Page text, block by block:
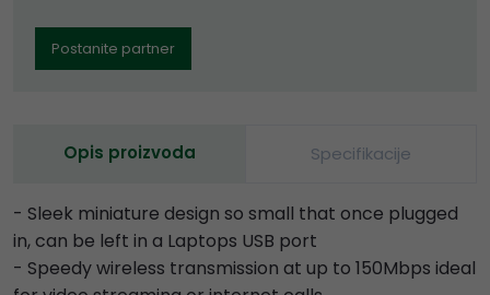
Postanite partner
Opis proizvoda Specifikacije
- Sleek miniature design so small that once plugged
in, can be left in a Laptops USB port
- Speedy wireless transmission at up to 150Mbps ideal